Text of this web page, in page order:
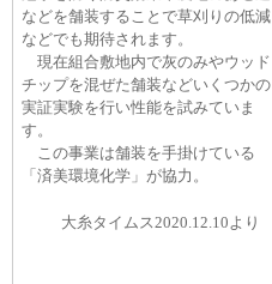
などを舗装することで草刈りの低減
などでも期待されます。
現在組合敷地内で灰のみやウッド
チップを混ぜた舗装などいくつかの
実証実験を行い性能を試みていま
す。
この事業は舗装を手掛けている
「済美環境化学」が協力。
大糸タイムス2020.12.10より